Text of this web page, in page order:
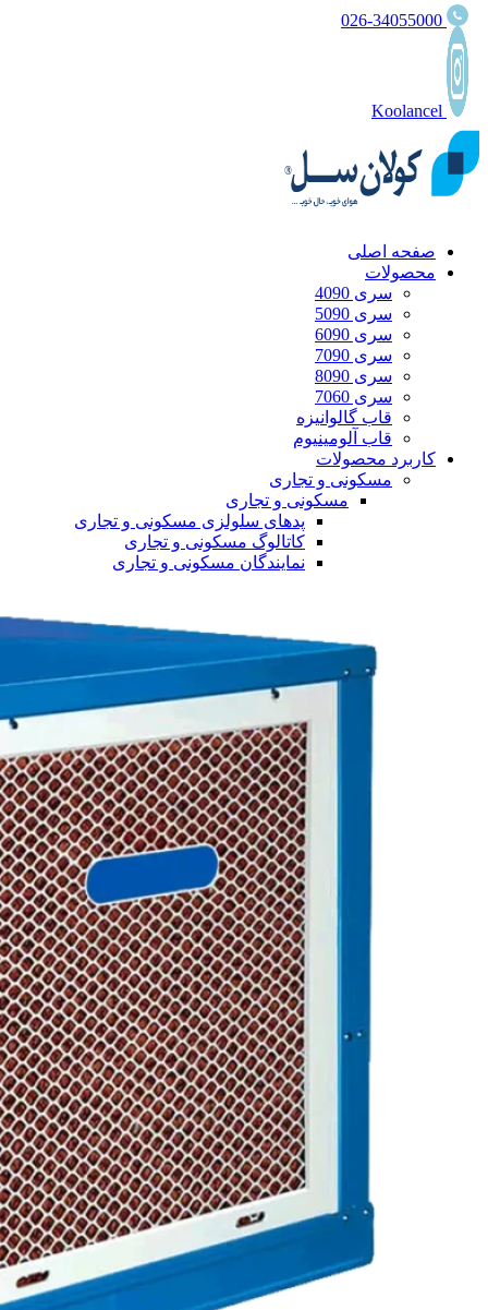
صفحه اصلی
محصولات
سری 4090
سری 5090
سری 6090
سری 7090
سری 8090
سری 7060
قاب گالوانیزه
قاب آلومینیوم
کاربرد محصولات
مسکونی و تجاری
مسکونی و تجاری
پدهای سلولزی مسکونی و تجاری
کاتالوگ مسکونی و تجاری
نمایندگان مسکونی و تجاری